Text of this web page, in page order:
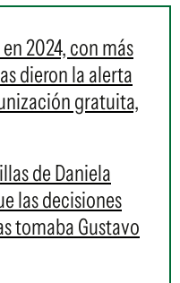
2024, con más
dieron la alerta
gratuita,
de Daniela
las decisiones
tomaba Gustavo